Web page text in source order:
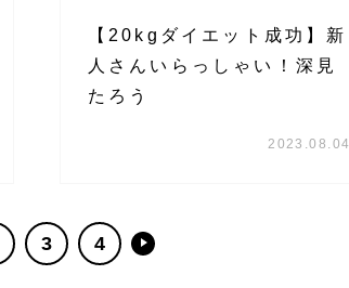
【20kgダイエット成功】新
人さんいらっしゃい！深見
たろう
2023.08.04
3 4